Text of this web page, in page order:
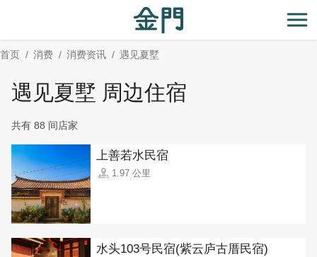
主
要
开
首页 消费 消费资讯 遇见夏墅
遇见夏墅 周边住宿
共有 88 间店家
上善若水民宿
1.97 公里
水头103号民宿(紫云庐古厝民宿)